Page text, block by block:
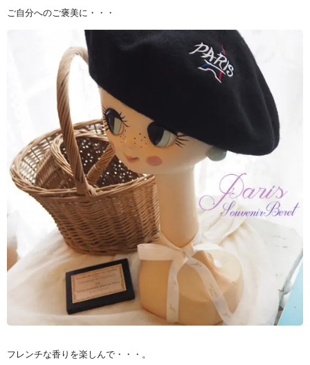
ご自分へのご褒美に・・・
フレンチな香りを楽しんで・・・。